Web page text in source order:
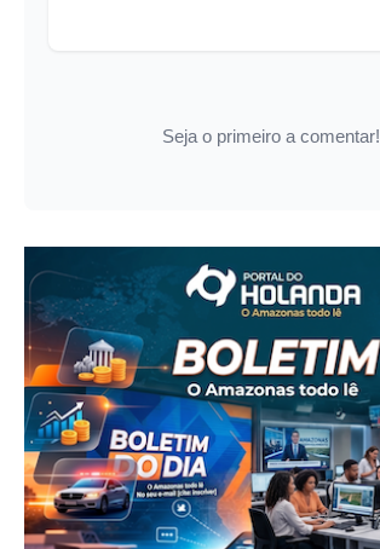
Seja o primeiro a comentar!